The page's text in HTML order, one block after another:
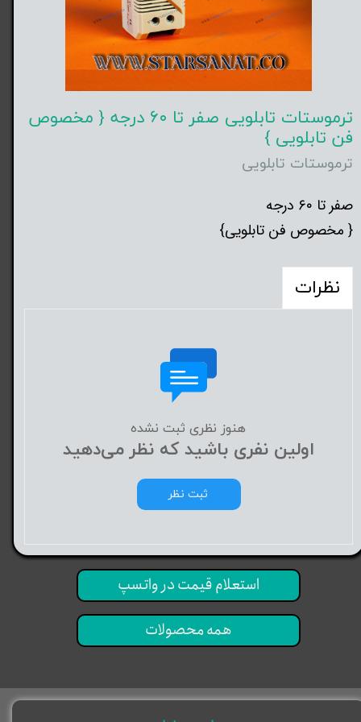
ترموستات تابلویی صفر تا ۶۰ درجه { مخصوص
فن تابلویی }
ترموستات تابلویی
صفر تا ۶۰ درجه
{ مخصوص فن تابلویی}
نظرات
هنوز نظری ثبت نشده
اولین نفری باشید که نظر می‌دهید
ثبت نظر
استعلام قیمت در واتسپ
همه محصولات